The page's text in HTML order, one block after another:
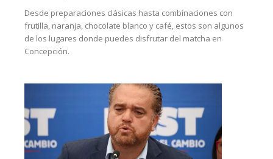
Desde preparaciones clásicas hasta combinaciones con
frutilla, naranja, chocolate blanco y café, estos son algunos
de los lugares donde puedes disfrutar del matcha en
Concepción.